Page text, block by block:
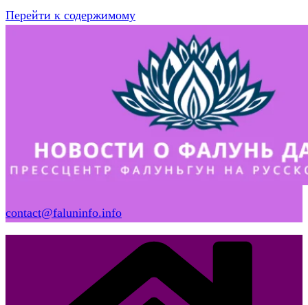
Перейти к содержимому
contact@faluninfo.info